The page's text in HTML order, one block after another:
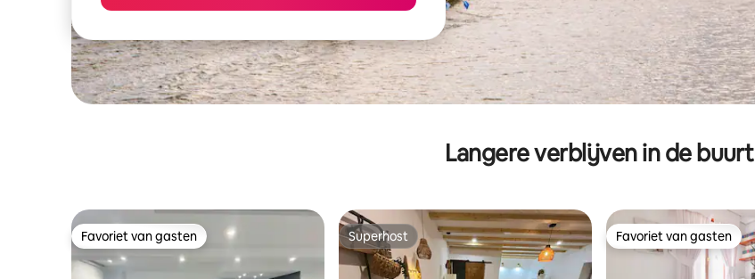
Langere verblijven in de buurt
Favoriet van gasten
Favoriet van gasten Superhost
Superhost Favoriet van gasten
Favoriet van gasten